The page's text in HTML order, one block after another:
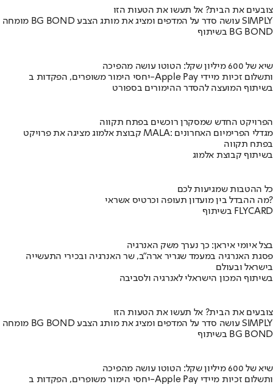
צובעים את הבית? אל תעשו את הטעות הזו
מומחה BG BOND עושה סדר על המדפים ומציג את מותג הצבע SIMPLY
בשיתוף BG BOND
שיא של 600 מיליון שקל: הטוטו עושה מהפיכה
יחסי הימור משופרים, הפקדות ב-Apple Pay ותשלום זכיות מיידי
בשיתוף המועצה להסדר ההימורים בספורט
הפרויקט החדש שמסקרן רוכשים בפתח תקווה
קבוצת אלמוג מציגה את פרויקט MALA: מגדלי הפרימיום האחרונים
בפתח תקווה
בשיתוף קבוצת אלמוג
כל ההטבות שמגיעות לכם
מה ההבדל בין מועדון תעופה וכרטיס אשראי?
בשיתוף FLYCARD
בצל איומי איראן: כך נערך משק האנרגיה
פסגת האנרגיה במעמד שגריר ארה"ב, שר האנרגיה ובכירי התעשייה
בישראל ובעולם
בשיתוף המכון הישראלי לאנרגיה ולסביבה
צובעים את הבית? אל תעשו את הטעות הזו
מומחה BG BOND עושה סדר על המדפים ומציג את מותג הצבע SIMPLY
בשיתוף BG BOND
שיא של 600 מיליון שקל: הטוטו עושה מהפיכה
יחסי הימור משופרים, הפקדות ב-Apple Pay ותשלום זכיות מיידי